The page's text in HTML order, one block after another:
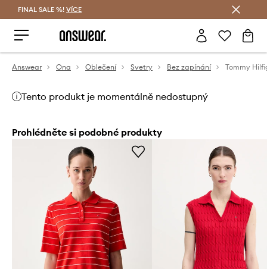
FINAL SALE %! VÍCE
Answear Ona Oblečení Svetry Bez zapínání
Tento produkt je momentálně nedostupný
Prohlédněte si podobné produkty